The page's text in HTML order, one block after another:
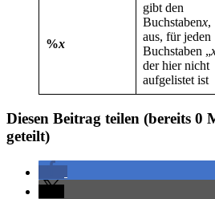
%x
gibt den
Buchstabenx,
aus, für jeden
Buchstaben „
der hier nicht
aufgelistet ist
Diesen Beitrag teilen (bereits 0
geteilt)